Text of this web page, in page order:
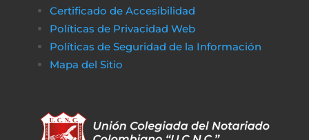
Certificado de Accesibilidad
Políticas de Privacidad Web
Políticas de Seguridad de la Información
Mapa del Sitio